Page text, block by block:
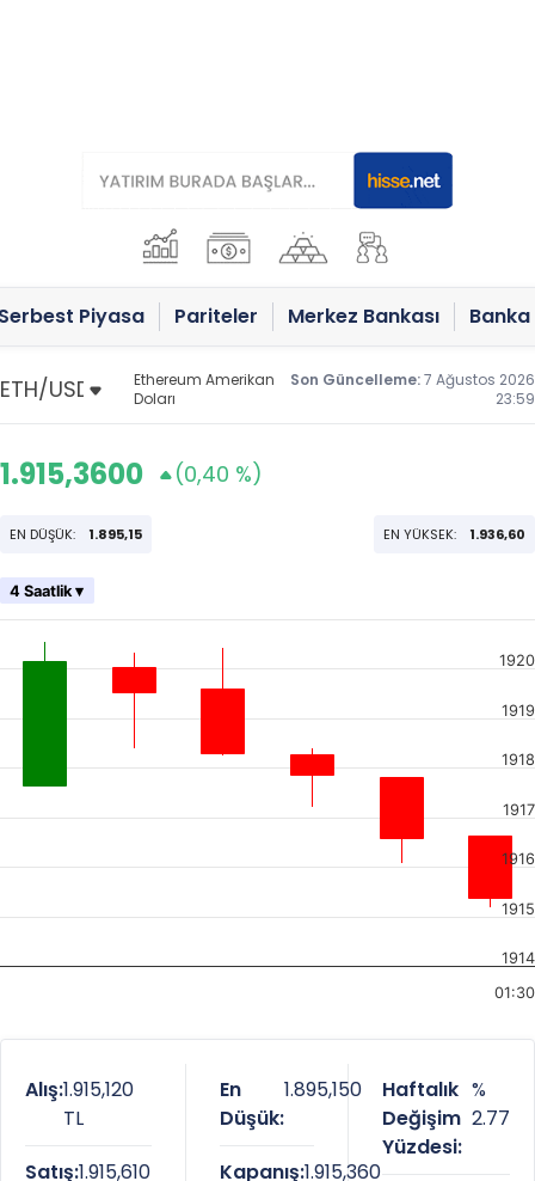
Piyasa Pariteler Merkez Bankası
Ethereum Amerikan
Doları
Son Güncelleme:7 Ağustos 2026
23:59
1.915,3600 (0,40 %)
EN DÜŞÜK: 1.895,15 EN YÜKSEK: 1.936,60
4 Saatlik ▾
01:30
1914
1915
1916
1917
1918
1919
1920
Alış:1.915,120
TL
Satış:1.915,610
En
Düşük:
1.895,150
Kapanış:1.915,360
Haftalık
Değişim
Yüzdesi:
%
2.77